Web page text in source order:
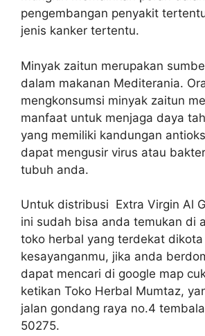
pengembangan penyakit
jenis kanker tertentu.
Minyak zaitun merupakan
dalam makanan Mediterania.
mengkonsumsi minyak zaitun
manfaat untuk menjaga daya
yang memiliki kandungan
dapat mengusir virus atau
tubuh anda.
Untuk distribusi Extra Virgin Al
ini sudah bisa anda temukan di
toko herbal yang terdekat dikota
kesayanganmu, jika anda
dapat mencari di google map
ketikan Toko Herbal Mumtaz,
jalan gondang raya no.4
50275.